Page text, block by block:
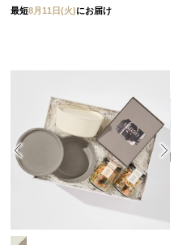
最短8月11日(火)にお届け